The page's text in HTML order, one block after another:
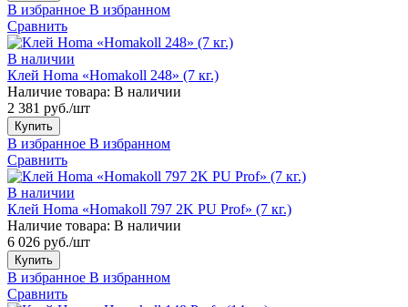
В избранное В избранном
Сравнить
В наличии
Клей Homa «Homakoll 248» (7 кг.)
Наличие товара: В наличии
2 381 руб./шт
Купить
В избранное В избранном
Сравнить
В наличии
Клей Homa «Homakoll 797 2K PU Prof» (7 кг.)
Наличие товара: В наличии
6 026 руб./шт
Купить
В избранное В избранном
Сравнить